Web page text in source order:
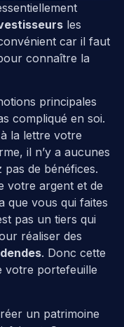
les
car il faut
connaître la
principales
compliqué en soi.
la lettre votre
il n’y a aucunes
de bénéfices.
votre argent et de
que vous qui faites
pas un tiers qui
réaliser des
. Donc cette
votre portefeuille
un patrimoine